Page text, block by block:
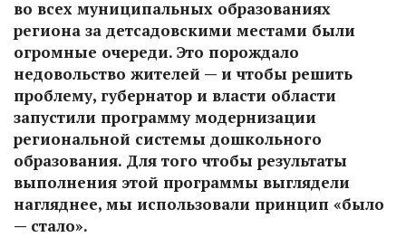
во всех муниципальных образованиях
региона за детсадовскими местами были
огромные очереди. Это порождало
недовольство жителей — и чтобы решить
проблему, губернатор и власти области
запустили программу модернизации
региональной системы дошкольного
образования. Для того чтобы результаты
выполнения этой программы выглядели
нагляднее, мы использовали принцип «было
— стало».